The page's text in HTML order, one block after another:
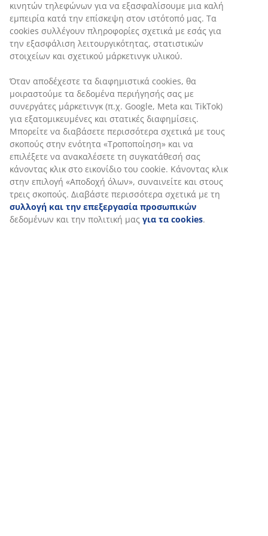
Καλάθι για γλάστρα από μαύρο polyrattan με
μοντέρνο, υφαντό σχέδιο. Το ψηλό σχέδιό του είναι
ιδανικό για βεράντες και μπαλκόνια. Το ανθεκτικό στον
παγετό υλικό το καθιστά κατάλληλο για εξωτερική
χρήση όλο τον χρόνο. Μπορεί εύκολα να
δημιουργηθεί τρύπα αποστράγγισης. Π36 x Μ36 x Υ70
cm
SKU: 6426007
Οδηγίες Συναρμολόγησης
κινητών τηλεφώνων για να εξασφαλίσουμε μια καλή
εμπειρία κατά την επίσκεψη στον ιστότοπό μας. Τα
cookies συλλέγουν πληροφορίες σχετικά με εσάς για
την εξασφάλιση λειτουργικότητας, στατιστικών
στοιχείων και σχετικού μάρκετινγκ υλικού.
Όταν αποδέχεστε τα διαφημιστικά cookies, θα
μοιραστούμε τα δεδομένα περιήγησής σας με
συνεργάτες μάρκετινγκ (π.χ. Google, Meta και TikTok)
για εξατομικευμένες και στατικές διαφημίσεις.
Μπορείτε να διαβάσετε περισσότερα σχετικά με τους
σκοπούς στην ενότητα «Τροποποίηση» και να
επιλέξετε να ανακαλέσετε τη συγκατάθεσή σας
κάνοντας κλικ στο εικονίδιο του cookie. Κάνοντας κλικ
στην επιλογή «Αποδοχή όλων», συναινείτε και στους
τρεις σκοπούς. Διαβάστε περισσότερα σχετικά με τη
συλλογή και την επεξεργασία προσωπικών
δεδομένων και την πολιτική μας για τα cookies.